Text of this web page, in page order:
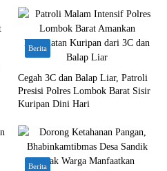
Berita
Cegah 3C dan Balap Liar, Patroli
Presisi Polres Lombok Barat Sisir
Kuripan Dini Hari
Berita